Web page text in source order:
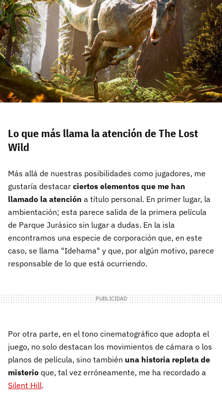
Lo que más llama la atención de The Lost
Wild
Más allá de nuestras posibilidades como jugadores, me
gustaría destacar ciertos elementos que me han
llamado la atención a título personal. En primer lugar, la
ambientación; esta parece salida de la primera película
de Parque Jurásico sin lugar a dudas. En la isla
encontramos una especie de corporación que, en este
caso, se llama "Idehama" y que, por algún motivo, parece
responsable de lo que está ocurriendo.
Por otra parte, en el tono cinematográfico que adopta el
juego, no solo destacan los movimientos de cámara o los
planos de película, sino también una historia repleta de
misterio que, tal vez erróneamente, me ha recordado a
Silent Hill.